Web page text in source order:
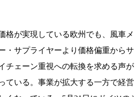
格が実現している欧州でも、風車メ
・サプライヤーより価格偏重からサ
チェーン重視への転換を求める声が
ている。事業が拡大する一方で経営